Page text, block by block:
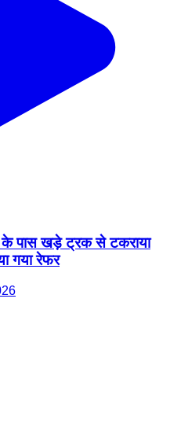
के पास खड़े ट्रक से टकराया
गया रेफर